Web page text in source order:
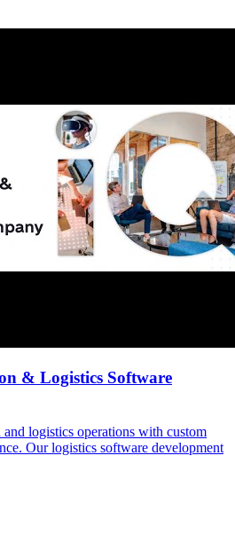
& Logistics Software
logistics operations with custom
Our logistics software development